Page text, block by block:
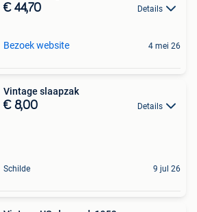
€ 44,70 Details
Bezoek website 4 mei 26
Vintage slaapzak
€ 8,00 Details
Schilde 9 jul 26